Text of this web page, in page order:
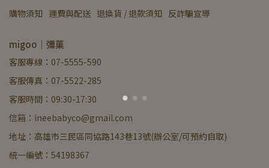
購物須知 運費與配送 退換貨 / 退款須知 反詐騙宣導
migoo｜彌菓
客服專線：07-5555-590
客服傳真：07-5522-285
客服時間：09:30-17:30
信箱：ineebabyco@gmail.com
地址：高雄市三民區同協路143巷13號(辦公室/可預約自取)
統一編號：54198367